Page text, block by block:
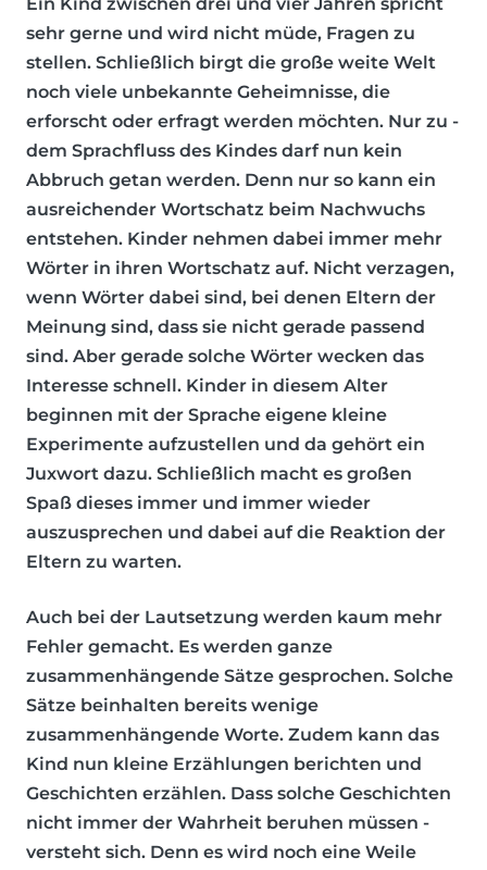
sehr gerne und wird nicht müde, Fragen zu
stellen. Schließlich birgt die große weite Welt
noch viele unbekannte Geheimnisse, die
erforscht oder erfragt werden möchten. Nur zu -
dem Sprachfluss des Kindes darf nun kein
Abbruch getan werden. Denn nur so kann ein
ausreichender Wortschatz beim Nachwuchs
entstehen. Kinder nehmen dabei immer mehr
Wörter in ihren Wortschatz auf. Nicht verzagen,
wenn Wörter dabei sind, bei denen Eltern der
Meinung sind, dass sie nicht gerade passend
sind. Aber gerade solche Wörter wecken das
Interesse schnell. Kinder in diesem Alter
beginnen mit der Sprache eigene kleine
Experimente aufzustellen und da gehört ein
Juxwort dazu. Schließlich macht es großen
Spaß dieses immer und immer wieder
auszusprechen und dabei auf die Reaktion der
Eltern zu warten.
Auch bei der Lautsetzung werden kaum mehr
Fehler gemacht. Es werden ganze
zusammenhängende Sätze gesprochen. Solche
Sätze beinhalten bereits wenige
zusammenhängende Worte. Zudem kann das
Kind nun kleine Erzählungen berichten und
Geschichten erzählen. Dass solche Geschichten
nicht immer der Wahrheit beruhen müssen -
versteht sich. Denn es wird noch eine Weile